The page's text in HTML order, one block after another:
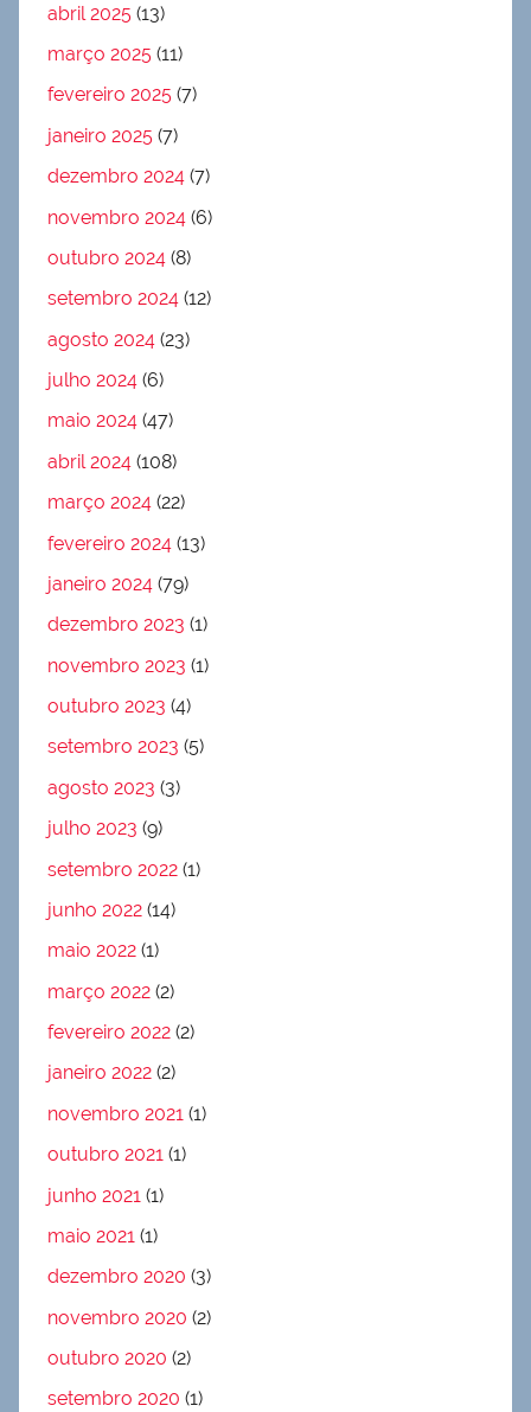
abril 2025 (13)
março 2025 (11)
fevereiro 2025 (7)
janeiro 2025 (7)
dezembro 2024 (7)
novembro 2024 (6)
outubro 2024 (8)
setembro 2024 (12)
agosto 2024 (23)
julho 2024 (6)
maio 2024 (47)
abril 2024 (108)
março 2024 (22)
fevereiro 2024 (13)
janeiro 2024 (79)
dezembro 2023 (1)
novembro 2023 (1)
outubro 2023 (4)
setembro 2023 (5)
agosto 2023 (3)
julho 2023 (9)
setembro 2022 (1)
junho 2022 (14)
maio 2022 (1)
março 2022 (2)
fevereiro 2022 (2)
janeiro 2022 (2)
novembro 2021 (1)
outubro 2021 (1)
junho 2021 (1)
maio 2021 (1)
dezembro 2020 (3)
novembro 2020 (2)
outubro 2020 (2)
setembro 2020 (1)